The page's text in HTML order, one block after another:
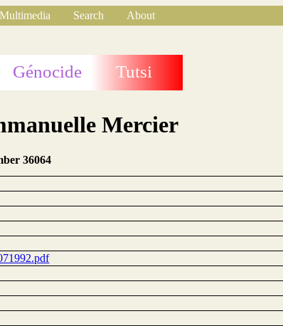
Multimedia Search
About
Génocide Tutsi
Mercier
36064